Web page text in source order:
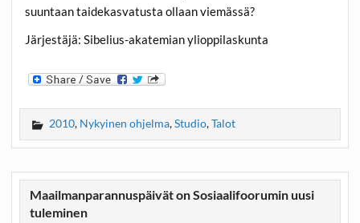
suuntaan taidekasvatusta ollaan viemässä?
Järjestäjä: Sibelius-akatemian ylioppilaskunta
2010, Nykyinen ohjelma,Studio,Talot
Maailmanparannuspäivät on Sosiaalifoorumin uusi
tuleminen